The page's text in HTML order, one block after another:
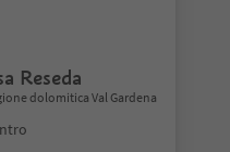
Reseda
dolomitica Val Gardena